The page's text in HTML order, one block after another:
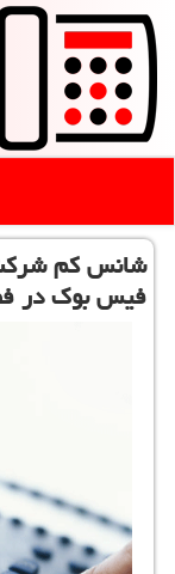
شانس كم شركت
فیس بوك در